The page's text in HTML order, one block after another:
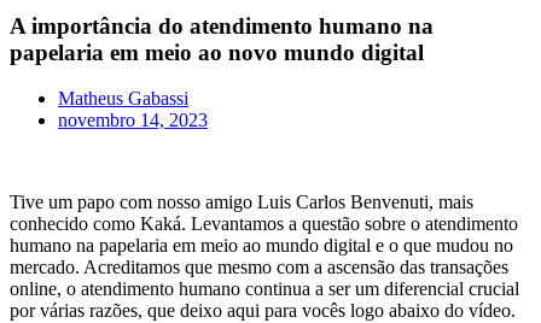
A importância do atendimento humano na
papelaria em meio ao novo mundo digital
Matheus Gabassi
novembro 14, 2023
Tive um papo com nosso amigo Luis Carlos Benvenuti, mais
conhecido como Kaká. Levantamos a questão sobre o atendimento
humano na papelaria em meio ao mundo digital e o que mudou no
mercado. Acreditamos que mesmo com a ascensão das transações
online, o atendimento humano continua a ser um diferencial crucial
por várias razões, que deixo aqui para vocês logo abaixo do vídeo.